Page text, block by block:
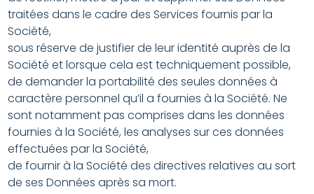
traitées dans le cadre des Services fournis par la
Société,
sous réserve de justifier de leur identité auprès de la
Société et lorsque cela est techniquement possible,
de demander la portabilité des seules données à
caractère personnel qu’il a fournies à la Société. Ne
sont notamment pas comprises dans les données
fournies à la Société, les analyses sur ces données
effectuées par la Société,
de fournir à la Société des directives relatives au sort
de ses Données après sa mort.